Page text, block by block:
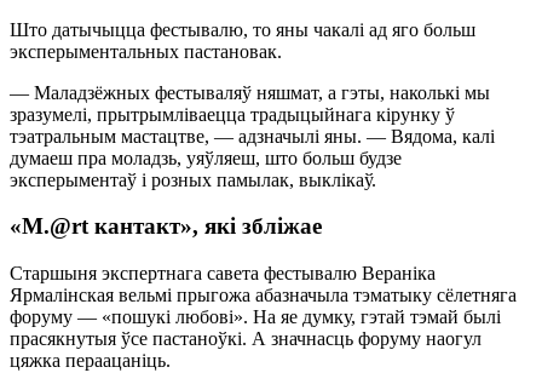
Што датычыцца фестывалю, то яны чакалі ад яго больш
эксперыментальных пастановак.
— Маладзёжных фестываляў няшмат, а гэты, наколькі мы
зразумелі, прытрымліваецца традыцыйнага кірунку ў
тэатральным мастацтве, — адзначылі яны. — Вядома, калі
думаеш пра моладзь, уяўляеш, што больш будзе
эксперыментаў і розных памылак, выклікаў.
«М.@rt кантакт», які збліжае
Старшыня экспертнага савета фестывалю Вераніка
Ярмалінская вельмі прыгожа абазначыла тэматыку сёлетняга
форуму — «пошукі любові». На яе думку, гэтай тэмай былі
прасякнутыя ўсе пастаноўкі. А значнасць форуму наогул
цяжка пераацаніць.